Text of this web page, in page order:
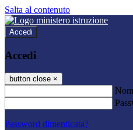
Salta al contenuto
Accedi
Accedi
button close ×
Password dimenticata?